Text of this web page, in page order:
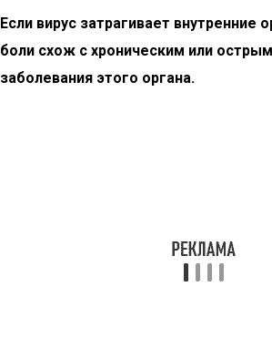
Если вирус затрагивает внутренние
боли схож с хроническим или
заболевания этого органа.